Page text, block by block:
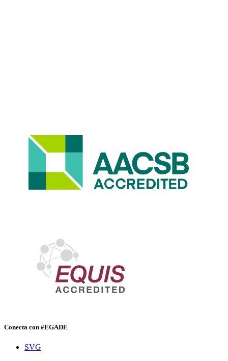
Conecta con #EGADE
SVG